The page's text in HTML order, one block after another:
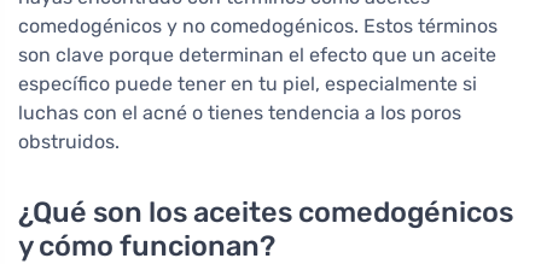
comedogénicos y no comedogénicos. Estos términos
son clave porque determinan el efecto que un aceite
específico puede tener en tu piel, especialmente si
luchas con el acné o tienes tendencia a los poros
obstruidos.
¿Qué son los aceites comedogénicos
y cómo funcionan?